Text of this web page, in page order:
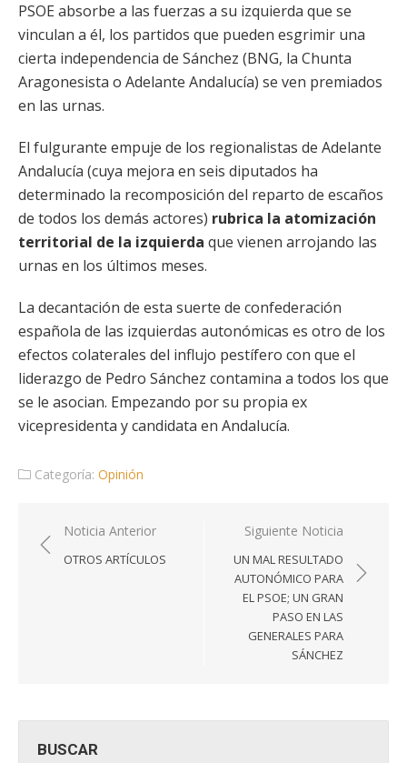
PSOE absorbe a las fuerzas a su izquierda que se
vinculan a él, los partidos que pueden esgrimir una
cierta independencia de Sánchez (BNG, la Chunta
Aragonesista o Adelante Andalucía) se ven premiados
en las urnas.
El fulgurante empuje de los regionalistas de Adelante
Andalucía (cuya mejora en seis diputados ha
determinado la recomposición del reparto de escaños
de todos los demás actores) rubrica la atomización
territorial de la izquierda que vienen arrojando las
urnas en los últimos meses.
La decantación de esta suerte de confederación
española de las izquierdas autonómicas es otro de los
efectos colaterales del influjo pestífero con que el
liderazgo de Pedro Sánchez contamina a todos los que
se le asocian. Empezando por su propia ex
vicepresidenta y candidata en Andalucía.
Categoría: Opinión
Navegación
de
Noticia Anterior
OTROS ARTÍCULOS
Siguiente Noticia
UN MAL RESULTADO
AUTONÓMICO PARA
EL PSOE; UN GRAN
PASO EN LAS
GENERALES PARA
SÁNCHEZ
BUSCAR